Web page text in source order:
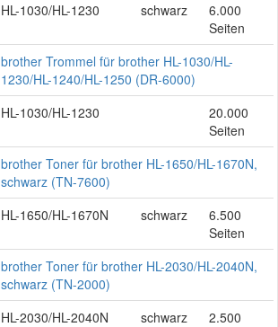
HL-1030/HL-1230
schwarz
6.000
Seiten
brother Trommel für brother HL-1030/HL-
1230/HL-1240/HL-1250 (DR-6000)
HL-1030/HL-1230
20.000
Seiten
brother Toner für brother HL-1650/HL-1670N,
schwarz (TN-7600)
HL-1650/HL-1670N
schwarz
6.500
Seiten
brother Toner für brother HL-2030/HL-2040N,
schwarz (TN-2000)
HL-2030/HL-2040N
schwarz
2.500